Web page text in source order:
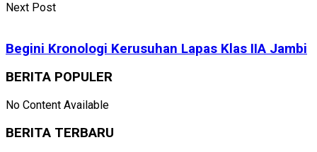
Next Post
Begini Kronologi Kerusuhan Lapas Klas IIA Jambi
BERITA POPULER
No Content Available
BERITA TERBARU